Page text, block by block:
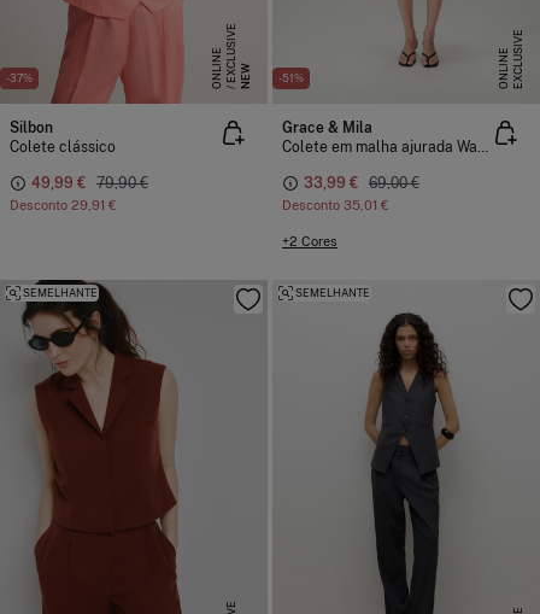
-37% NEW
E
X
C
L
US
I
V
E
O
N
L
I
N
E
Silbon
Colete clássico
49,99 € 79,90 €
Desconto 29,91 €
-51% E
X
C
L
U
SI
V
E
O
N
L
I
N
E
Grace & Mila
Colete em malha ajurada Wayne
33,99 € 69,00 €
Desconto 35,01 €
+2 Cores
SEMELHANTE SEMELHANTE